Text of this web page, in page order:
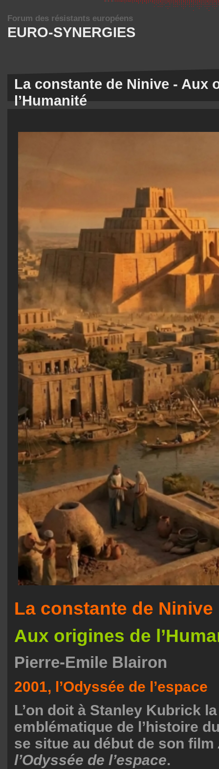
EURO-SYNERGIES
Forum des résistants européens
La constante de Ninive - Aux
l’Humanité
La constante de Ninive
Aux origines de
Pierre-Emile Blairon
2001, l’Odyssée de l’espace
L’on doit à Stanley Kubrick
emblématique de l’histoire
se situe au début de son film
l’Odyssée de l’espace.